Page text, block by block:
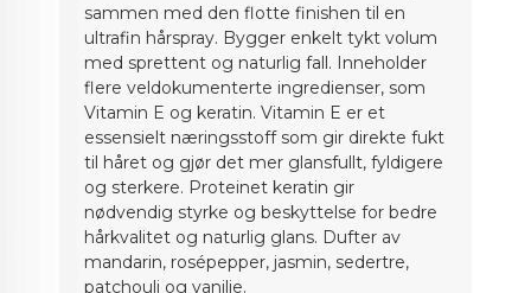
sammen med den flotte finishen til en
ultrafin hårspray. Bygger enkelt tykt volum
med sprettent og naturlig fall. Inneholder
flere veldokumenterte ingredienser, som
Vitamin E og keratin. Vitamin E er et
essensielt næringsstoff som gir direkte fukt
til håret og gjør det mer glansfullt, fyldigere
og sterkere. Proteinet keratin gir
nødvendig styrke og beskyttelse for bedre
hårkvalitet og naturlig glans. Dufter av
mandarin, rosépepper, jasmin, sedertre,
patchouli og vanilje.